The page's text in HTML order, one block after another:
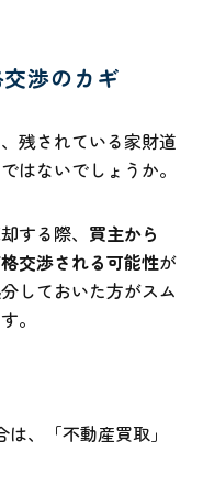
渉のカギ
残されている家財道
はないでしょうか。
する際、 買主から
交渉される可能性が
しておいた方がスム
。
、「不動産買取」